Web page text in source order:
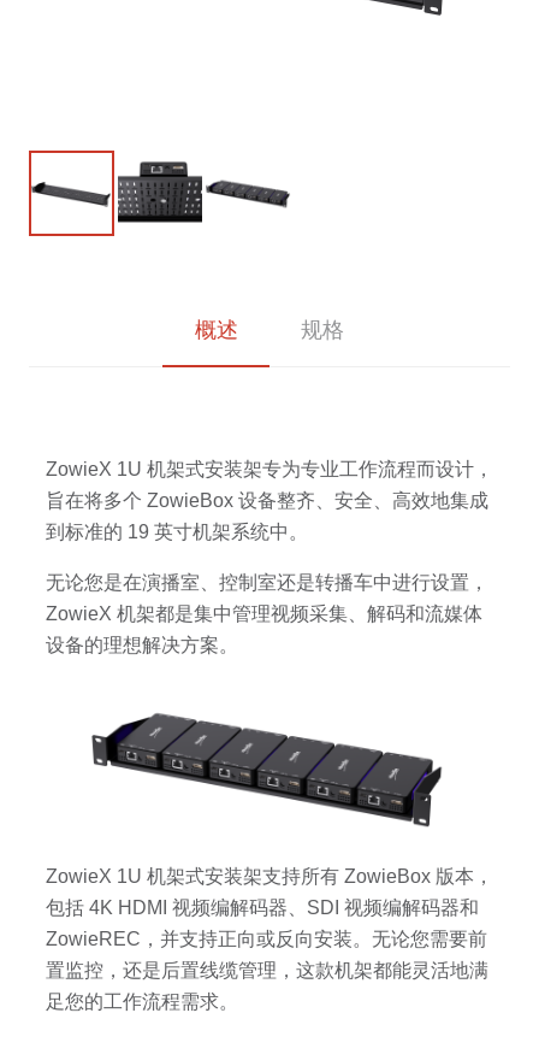
概述 规格
ZowieX 1U 机架式安装架专为专业工作流程而设计，
旨在将多个 ZowieBox 设备整齐、安全、高效地集成
到标准的 19 英寸机架系统中。
无论您是在演播室、控制室还是转播车中进行设置，
ZowieX 机架都是集中管理视频采集、解码和流媒体
设备的理想解决方案。
ZowieX 1U 机架式安装架支持所有 ZowieBox 版本，
包括 4K HDMI 视频编解码器、SDI 视频编解码器和
ZowieREC，并支持正向或反向安装。无论您需要前
置监控，还是后置线缆管理，这款机架都能灵活地满
足您的工作流程需求。